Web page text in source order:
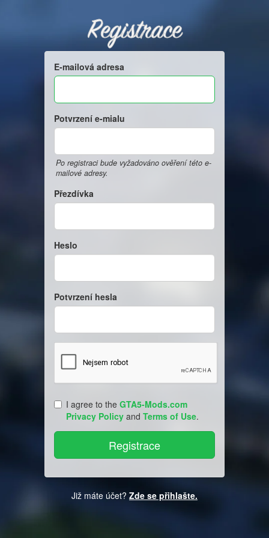
Registrace
E-mailová adresa
Potvrzení e-mialu
Po registraci bude vyžadováno ověření této e-
mailové adresy.
Přezdívka
Heslo
Potvrzení hesla
I agree to the GTA5-Mods.com
Privacy Policy and Terms of Use.
Již máte účet? Zde se přihlašte.